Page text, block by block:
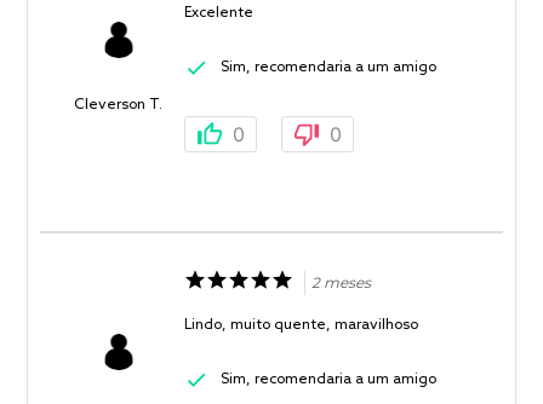
Cleverson T.
Excelente
Sim, recomendaria a um amigo
0 0
2 meses
Lindo, muito quente, maravilhoso
Sim, recomendaria a um amigo